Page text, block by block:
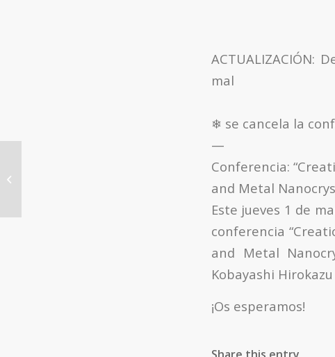
ACTUALIZACIÓN:
❄ se cancela la
—
Conferencia:
and Metal
Este jueves 1 de
conferencia
and Metal
Kobayashi
¡Os esperamos!